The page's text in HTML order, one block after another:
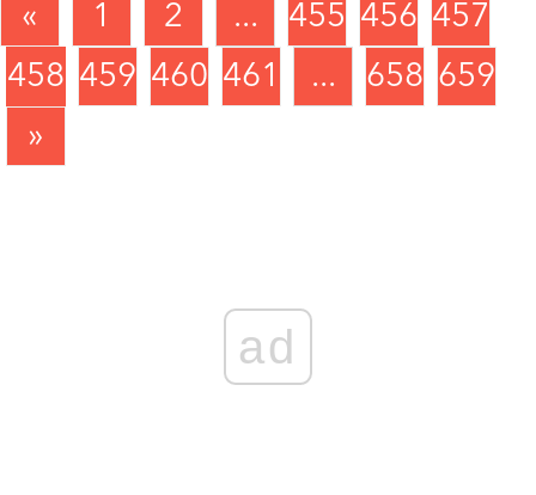
« 1 2 ... 455 456 457
458 459 460 461 ... 658 659
»
ad